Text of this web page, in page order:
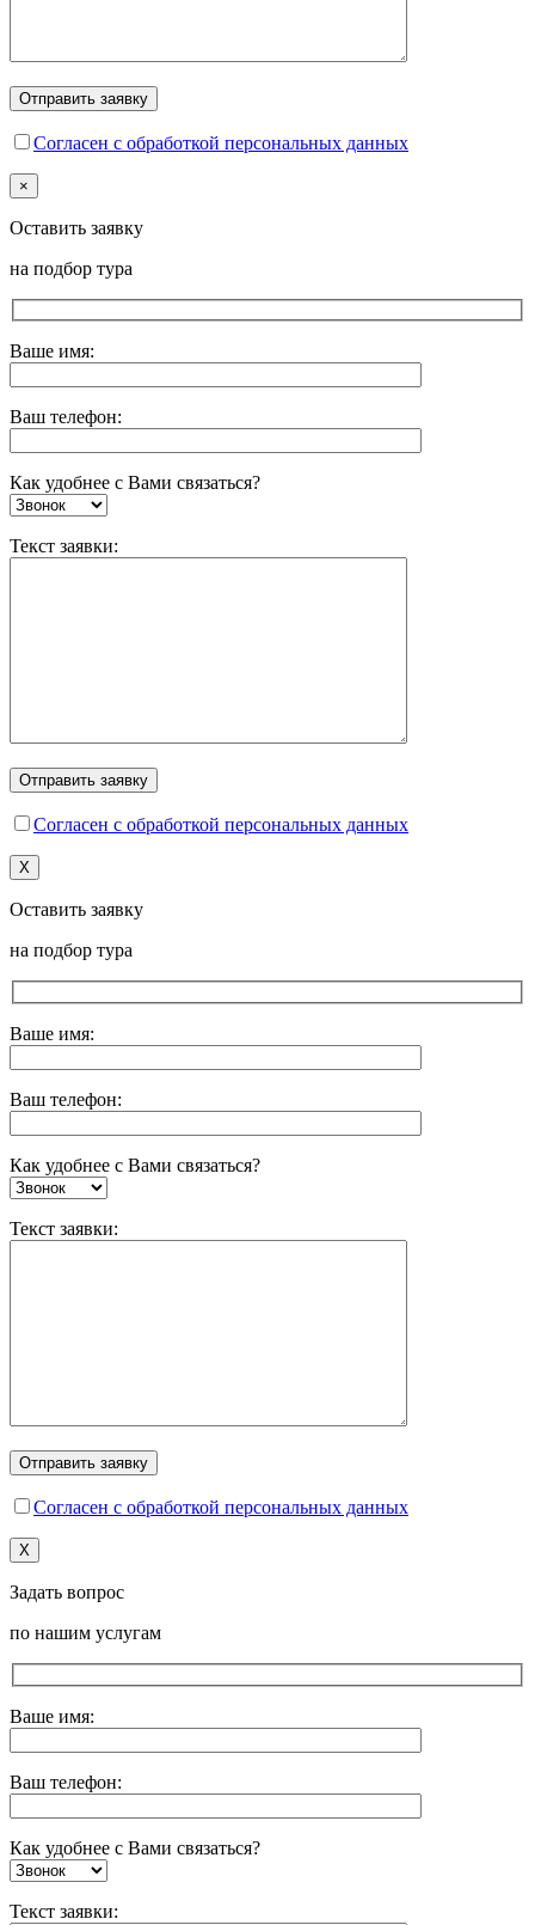
Согласен с обработкой персональных данных
×
Оставить заявку
на подбор тура
Ваше имя:
Ваш телефон:
Как удобнее с Вами связаться?
Текст заявки:
Согласен с обработкой персональных данных
X
Оставить заявку
на подбор тура
Ваше имя:
Ваш телефон:
Как удобнее с Вами связаться?
Текст заявки:
Согласен с обработкой персональных данных
X
Задать вопрос
по нашим услугам
Ваше имя:
Ваш телефон:
Как удобнее с Вами связаться?
Текст заявки: